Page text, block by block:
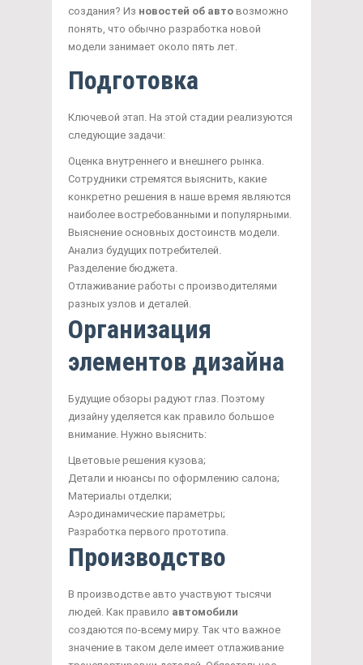
создания? Из новостей об авто возможно
понять, что обычно разработка новой
модели занимает около пять лет.
Подготовка
Ключевой этап. На этой стадии реализуются
следующие задачи:
Оценка внутреннего и внешнего рынка.
Сотрудники стремятся выяснить, какие
конкретно решения в наше время являются
наиболее востребованными и популярными.
Выяснение основных достоинств модели.
Анализ будущих потребителей.
Разделение бюджета.
Отлаживание работы с производителями
разных узлов и деталей.
Организация
элементов дизайна
Будущие обзоры радуют глаз. Поэтому
дизайну уделяется как правило большое
внимание. Нужно выяснить:
Цветовые решения кузова;
Детали и нюансы по оформлению салона;
Материалы отделки;
Аэродинамические параметры;
Разработка первого прототипа.
Производство
В производстве авто участвуют тысячи
людей. Как правило автомобили
создаются по-всему миру. Так что важное
значение в таком деле имеет отлаживание